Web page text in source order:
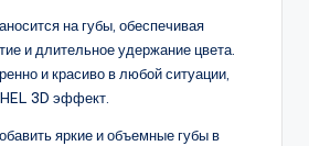
на губы, обеспечивая
и длительное удержание цвета.
и красиво в любой ситуации,
3D эффект.
яркие и объемные губы в